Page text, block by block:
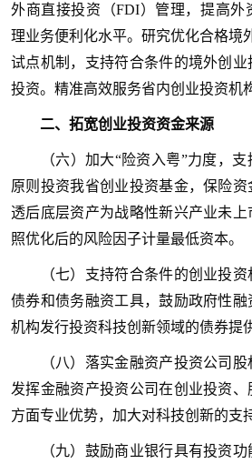
外商直接投资（FDI）管理，提高外
理业务便利化水平。研究优化合格境
试点机制，支持符合条件的境外创
投资。精准高效服务省内创业投资机
二、拓宽创业投资资金来源
（六）加大“险资入粤”力度，支
原则投资我省创业投资基金，保险
透后底层资产为战略性新兴产业未
照优化后的风险因子计量最低资本。
（七）支持符合条件的创业投资
债券和债务融资工具，鼓励政府性
机构发行投资科技创新领域的债券提
（八）落实金融资产投资公司股
发挥金融资产投资公司在创业投资
方面专业优势，加大对科技创新的支
（九）鼓励商业银行具有投资功